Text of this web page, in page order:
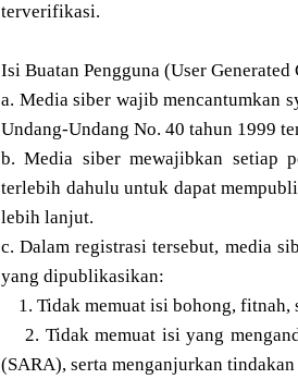
terverifikasi.
Isi Buatan Pengguna (User Generated
a. Media siber wajib mencantumkan
Undang-Undang No. 40 tahun 1999
b. Media siber mewajibkan setiap
terlebih dahulu untuk dapat
lebih lanjut.
c. Dalam registrasi tersebut, media
yang dipublikasikan:
1. Tidak memuat isi bohong, fitnah,
2. Tidak memuat isi yang
(SARA), serta menganjurkan tindakan